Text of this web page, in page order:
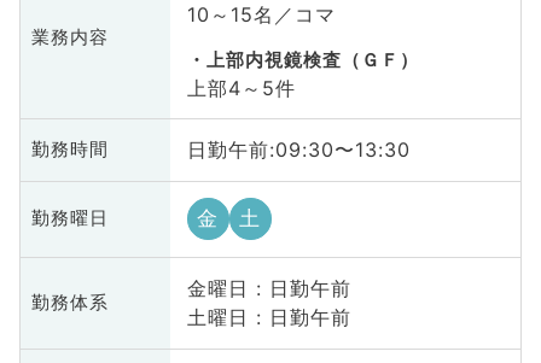
業務内容
10～15名／コマ
上部内視鏡検査（ＧＦ）
上部4～5件
勤務時間 日勤午前:09:30〜13:30
勤務曜日 金 土
勤務体系
金曜日 : 日勤午前
土曜日 : 日勤午前